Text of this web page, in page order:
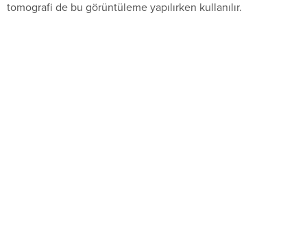
tomografi de bu görüntüleme yapılırken kullanılır.